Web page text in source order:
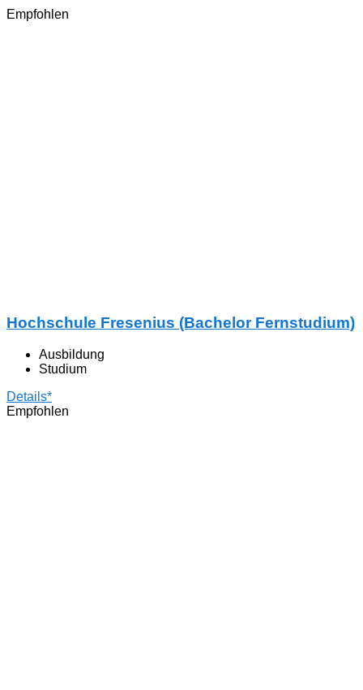
Empfohlen
Hochschule Fresenius (Bachelor Fernstudium)
Ausbildung
Studium
Details*
Empfohlen